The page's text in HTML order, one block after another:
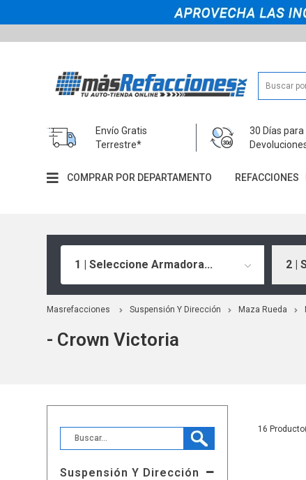
Envío Gratis
Terrestre*
30 Días para
COMPRAR POR DEPARTAMENTO REFACCIONES
1 | Seleccione Armadora... 2 |
Masrefacciones Suspensión Y Dirección Maza Rueda
- Crown Victoria
Suspensión Y Dirección
16